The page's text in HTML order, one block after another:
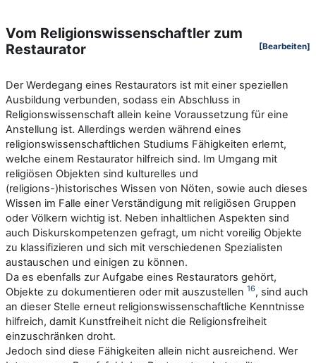
Vom Religionswissenschaftler zum
Restaurator
[Bearbeiten]
Der Werdegang eines Restaurators ist mit einer speziellen
Ausbildung verbunden, sodass ein Abschluss in
Religionswissenschaft allein keine Voraussetzung für eine
Anstellung ist. Allerdings werden während eines
religionswissenschaftlichen Studiums Fähigkeiten erlernt,
welche einem Restaurator hilfreich sind. Im Umgang mit
religiösen Objekten sind kulturelles und
(religions-)historisches Wissen von Nöten, sowie auch dieses
Wissen im Falle einer Verständigung mit religiösen Gruppen
oder Völkern wichtig ist. Neben inhaltlichen Aspekten sind
auch Diskurskompetenzen gefragt, um nicht voreilig Objekte
zu klassifizieren und sich mit verschiedenen Spezialisten
austauschen und einigen zu können.
Da es ebenfalls zur Aufgabe eines Restaurators gehört,
Objekte zu dokumentieren oder mit auszustellen 16, sind auch
an dieser Stelle erneut religionswissenschaftliche Kenntnisse
hilfreich, damit Kunstfreiheit nicht die Religionsfreiheit
einzuschränken droht.
Jedoch sind diese Fähigkeiten allein nicht ausreichend. Wer